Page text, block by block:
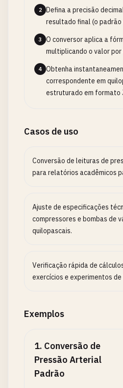
2
Defina a precisão
resultado final (o padrão
3
O conversor aplica a
multiplicando o valor
4
Obtenha
correspondente em
estruturado em formato
Casos de uso
Conversão de leituras de
para relatórios acadêmicos
Ajuste de especificações
compressores e bombas de
quilopascais.
Verificação rápida de
exercícios e experimentos
Exemplos
1. Conversão de
Pressão Arterial
Padrão